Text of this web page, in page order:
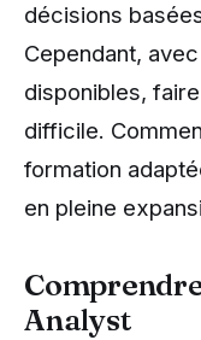
décisions
Cependant,
disponibles,
difficile.
formation
en pleine
Analyst